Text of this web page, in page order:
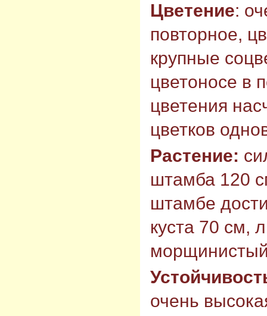
Цветение:
повторное,
крупные
цветоносе в
цветения
цветков
Растение:
штамба 120
штамбе
куста 70 см,
очень